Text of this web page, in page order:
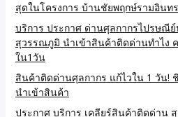
สุดในโครงการ บ้านชัยพฤกษ์รามอินท
บริการ ประกาศ ด่านศุลกากรไปรษณี
สุวรรณภูมิ นำเข้าสินค้าติดด่านทำไง
ใน1วัน
สินค้าติดด่านศุลกากร แก้ไวใน 1 วัน!
นำเข้าสินค้า
ประกาศ บริการ เคลียร์สินค้าติดด่าน